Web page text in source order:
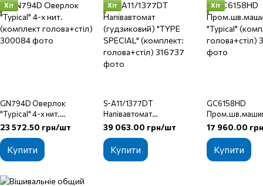
Хіт
GN794D Оверлок
"Typical" 4-х нит.
(комплект голова+стіл)
23 572.50 грн/шт
Купити
Хіт
S-A11/1377DT
Напівавтомат
(гудзиковий) "TYPE
SPECIAL" (комплект:
голова+стіл)
39 063.00 грн/шт
Купити
Хіт
GC6158HD
"Typical"
17 960.00
Купити